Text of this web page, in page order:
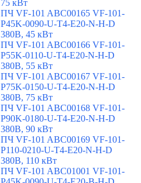
75 кВт
ПЧ VF-101 ABC00165 VF-101-
P45K-0090-U-T4-E20-N-H-D
380В, 45 кВт
ПЧ VF-101 ABC00166 VF-101-
P55K-0110-U-T4-E20-N-H-D
380В, 55 кВт
ПЧ VF-101 ABC00167 VF-101-
P75K-0150-U-T4-E20-N-H-D
380В, 75 кВт
ПЧ VF-101 ABC00168 VF-101-
P90K-0180-U-T4-E20-N-H-D
380В, 90 кВт
ПЧ VF-101 ABC00169 VF-101-
P110-0210-U-T4-E20-N-H-D
380В, 110 кВт
ПЧ VF-101 ABC01001 VF-101-